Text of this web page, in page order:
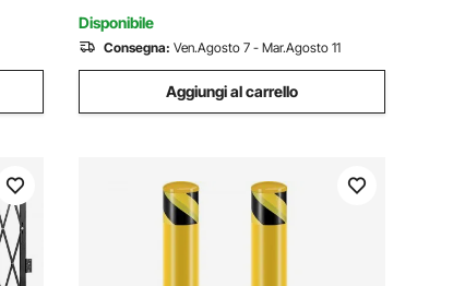
Disponibile
Consegna: Ven.Agosto 7 - Mar.Agosto 11
Aggiungi al carrello